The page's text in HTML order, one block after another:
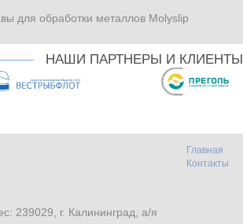
для обработки металлов Molyslip
НАШИ ПАРТНЕРЫ И КЛИЕНТЫ
239029, г. Калининград, а/я
Главная
Контакты